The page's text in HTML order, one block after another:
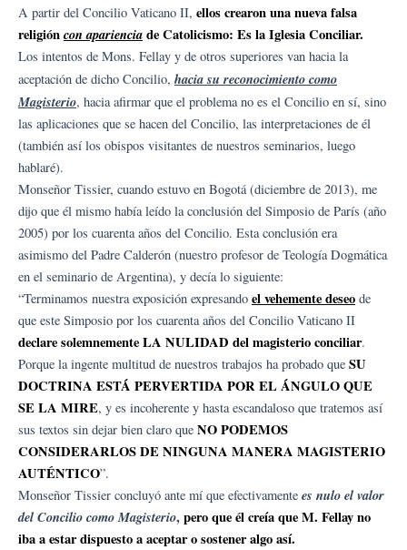
A partir del Concilio Vaticano II, ellos crearon una nueva falsa
religióncon aparienciade Catolicismo: Es la Iglesia Conciliar.
Los intentos de Mons. Fellay y de otros superiores van hacia la
aceptación de dicho Concilio, hacia su reconocimiento como
Magisterio, hacia afirmar que el problema no es el Concilio en sí, sino
las aplicaciones que se hacen del Concilio, las interpretaciones de él
(también así los obispos visitantes de nuestros seminarios, luego
hablaré).
Monseñor Tissier, cuando estuvo en Bogotá (diciembre de 2013), me
dijo que él mismo había leído la conclusión del Simposio de París (año
2005) por los cuarenta años del Concilio. Esta conclusión era
asimismo del Padre Calderón (nuestro profesor de Teología Dogmática
en el seminario de Argentina), y decía lo siguiente:
“Terminamos nuestra exposición expresando el vehemente deseo de
que este Simposio por los cuarenta años del Concilio Vaticano II
declare solemnemente LA NULIDAD del magisterio conciliar.
Porque la ingente multitud de nuestros trabajos ha probado que SU
DOCTRINA ESTÁ PERVERTIDA POR EL ÁNGULO QUE
SE LA MIRE, y es incoherente y hasta escandaloso que tratemos así
sus textos sin dejar bien claro que NO PODEMOS
CONSIDERARLOS DE NINGUNA MANERA MAGISTERIO
AUTÉNTICO”.
Monseñor Tissier concluyó ante mí que efectivamente es nulo el valor
del Concilio como Magisterio,pero que él creía que M. Fellay no
iba a estar dispuesto a aceptar o sostener algo así.